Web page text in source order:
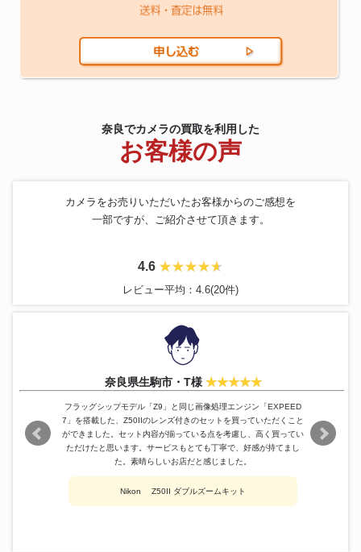
奈良でカメラの買取を利用した
お客様の声
カメラをお売りいただいたお客様からのご感想を
一部ですが、ご紹介させて頂きます。
4.6
レビュー平均：4.6(20件)
奈良県生駒市・T様
フラッグシップモデル「Z9」と同じ画像処理エンジン「EXPEED
7」を搭載した、Z50IIのレンズ付きのセットを買っていただくこと
ができました。セット内容が揃っている点を考慮し、高く買ってい
ただけたと思います。サービスもとても丁寧で、好感が持てまし
た。素晴らしいお店だと感じました。
Nikon Z50II ダブルズームキット